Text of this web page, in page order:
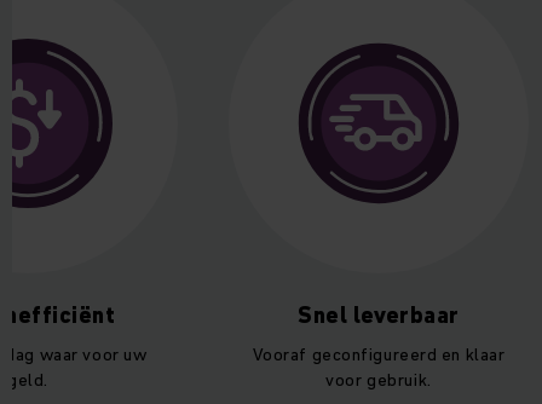
waar voor uw
geld.
Snel leverbaar
Vooraf geconfigureerd en klaar
voor gebruik.